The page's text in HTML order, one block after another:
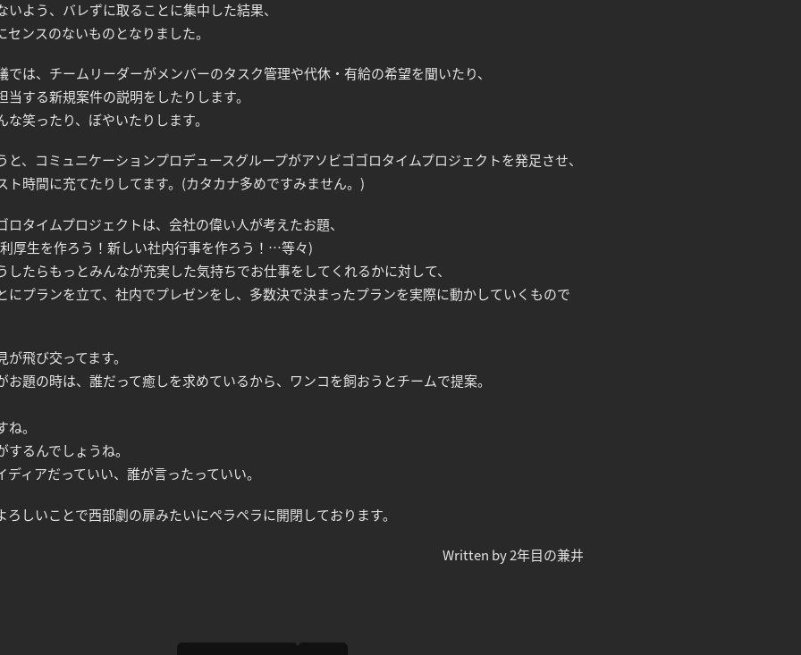
いよう、バレずに取ることに集中した結果、
センスのないものとなりました。
では、チームリーダーがメンバーのタスク管理や代休・有給の希望を聞いたり、
当する新規案件の説明をしたりします。
な笑ったり、ぼやいたりします。
と、コミュニケーションプロデュースグループがアソビゴゴロタイムプロジェクトを発足させ、
ト時間に充てたりしてます。(カタカナ多めですみません。)
ロタイムプロジェクトは、会社の偉い人が考えたお題、
厚生を作ろう！新しい社内行事を作ろう！…等々)
したらもっとみんなが充実した気持ちでお仕事をしてくれるかに対して、
にプランを立て、社内でプレゼンをし、多数決で決まったプランを実際に動かしていくもので
が飛び交ってます。
お題の時は、誰だって癒しを求めているから、ワンコを飼おうとチームで提案。
。
するんでしょうね。
ディアだっていい、誰が言ったっていい。
ろしいことで西部劇の扉みたいにペラペラに開閉しております。
Written by 2年目の兼井